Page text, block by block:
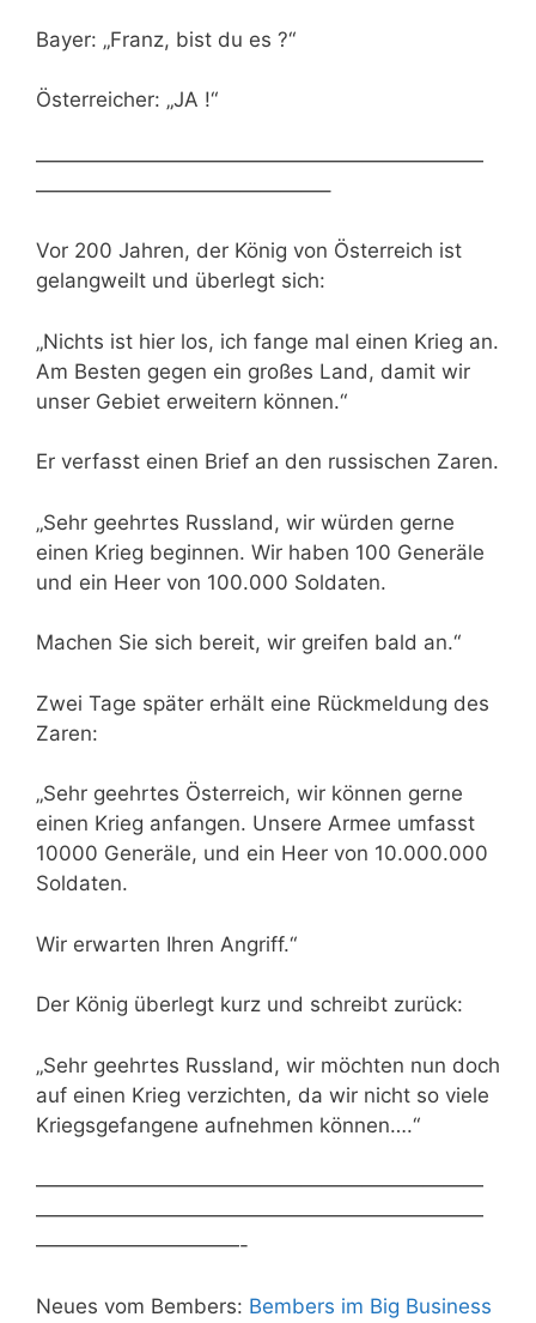
Bayer: „Franz, bist du es ?“
Österreicher: „JA !“
——————————————————————
——————————————–
Vor 200 Jahren, der König von Österreich ist
gelangweilt und überlegt sich:
„Nichts ist hier los, ich fange mal einen Krieg an.
Am Besten gegen ein großes Land, damit wir
unser Gebiet erweitern können.“
Er verfasst einen Brief an den russischen Zaren.
„Sehr geehrtes Russland, wir würden gerne
einen Krieg beginnen. Wir haben 100 Generäle
und ein Heer von 100.000 Soldaten.
Machen Sie sich bereit, wir greifen bald an.“
Zwei Tage später erhält eine Rückmeldung des
Zaren:
„Sehr geehrtes Österreich, wir können gerne
einen Krieg anfangen. Unsere Armee umfasst
10000 Generäle, und ein Heer von 10.000.000
Soldaten.
Wir erwarten Ihren Angriff.“
Der König überlegt kurz und schreibt zurück:
„Sehr geehrtes Russland, wir möchten nun doch
auf einen Krieg verzichten, da wir nicht so viele
Kriegsgefangene aufnehmen können….“
——————————————————————
——————————————————————
——————————-
Neues vom Bembers: Bembers im Big Business